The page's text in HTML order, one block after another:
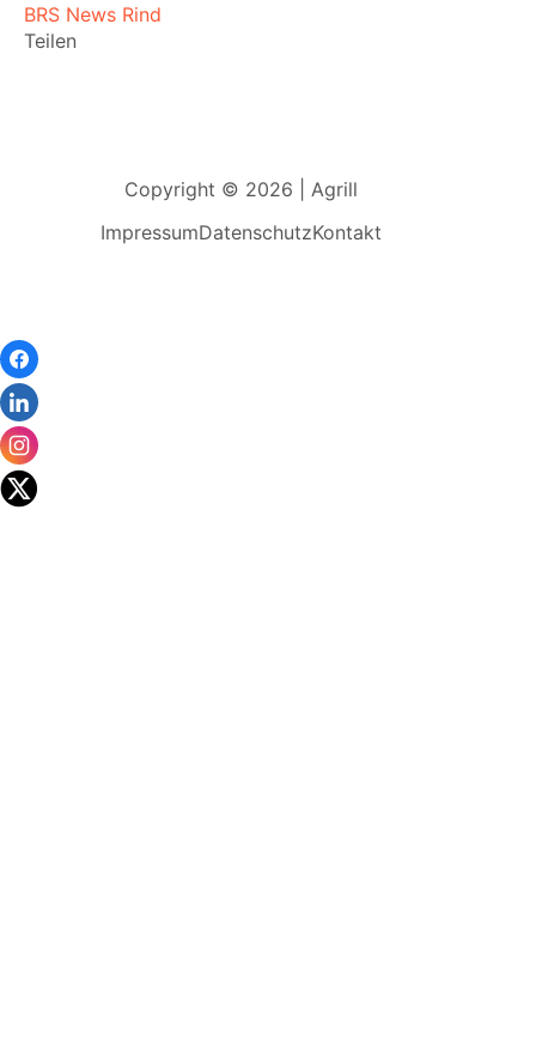
BRS News Rind
Teilen
Copyright © 2026 | Agrill
ImpressumDatenschutzKontakt